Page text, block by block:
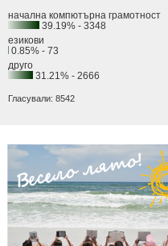
начална компютърна грамотност
39.19% - 3348
езикови
0.85% - 73
друго
31.21% - 2666
Гласували: 8542